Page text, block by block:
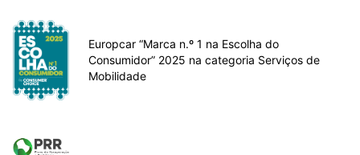
Europcar “Marca n.º 1 na Escolha do
Consumidor” 2025 na categoria Serviços de
Mobilidade